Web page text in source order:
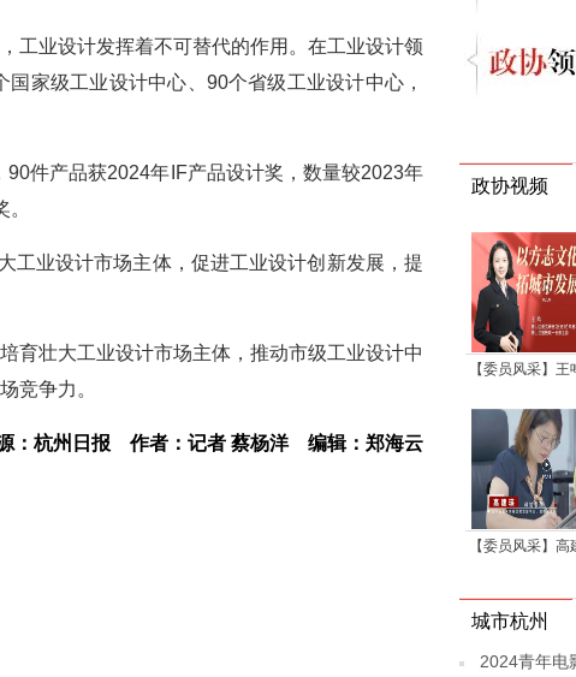
工业设计发挥着不可替代的作用。在工业设计领
家级工业设计中心、90个省级工业设计中心，
件产品获2024年IF产品设计奖，数量较2023年
工业设计市场主体，促进工业设计创新发展，提
育壮大工业设计市场主体，推动市级工业设计中
竞争力。
：杭州日报 作者：记者 蔡杨洋 编辑：郑海云
政协视频
【委员风采】王
【委员风采】高
城市杭州
2024青年电